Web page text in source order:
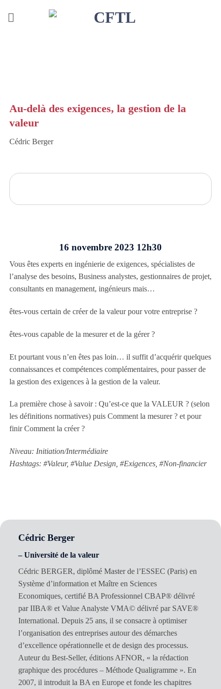
Au-delà des exigences, la gestion de la
valeur
Cédric Berger
16 novembre 2023 12h30
Vous êtes experts en ingénierie de exigences, spécialistes de
l’analyse des besoins, Business analystes, gestionnaires de projet,
consultants en management, ingénieurs mais…
êtes-vous certain de créer de la valeur pour votre entreprise ?
êtes-vous capable de la mesurer et de la gérer ?
Et pourtant vous n’en êtes pas loin… il suffit d’acquérir quelques
connaissances et compétences complémentaires, pour passer de
la gestion des exigences à la gestion de la valeur.
La première chose à savoir : Qu’est-ce que la VALEUR ? (selon
les définitions normatives) puis Comment la mesurer ? et pour
finir Comment la créer ?
Niveau: Initiation/Intermédiaire
Hashtags: #Valeur, #Value Design, #Exigences, #Non-financier
Cédric Berger
– Université de la valeur
Cédric BERGER, diplômé Master de l’ESSEC (Paris) en
Système d’information et Maître en Sciences
Economiques, certifié BA Professionnel CBAP® délivré
par IIBA® et Value Analyste VMA© délivré par SAVE®
International. Depuis 25 ans, il se consacre à optimiser
l’organisation des entreprises autour des démarches
d’excellence opérationnelle et de design des processus.
Auteur du Best-Seller, éditions AFNOR, « la rédaction
graphique des procédures – Méthode Qualigramme ». En
2007, il introduit la BA en Europe et fonde les chapitres